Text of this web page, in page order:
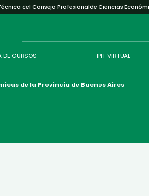
del Consejo Profesionalde Ciencias
DE CURSOS IPIT VIRTUAL
de la Provincia de Buenos Aires